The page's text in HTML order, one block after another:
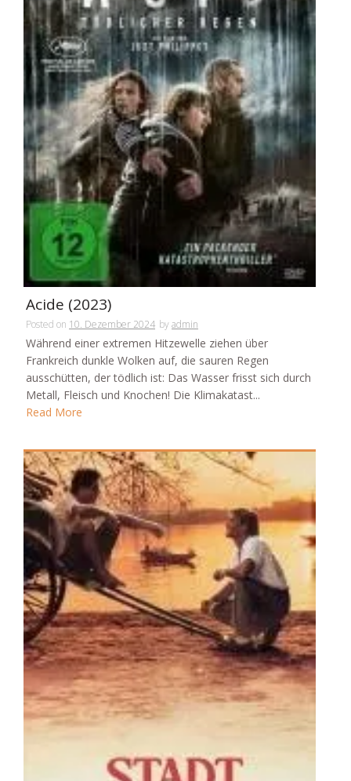
Acide (2023)
Posted on 10. Dezember 2024 byadmin
Während einer extremen Hitzewelle ziehen über
Frankreich dunkle Wolken auf, die sauren Regen
ausschütten, der tödlich ist: Das Wasser frisst sich durch
Metall, Fleisch und Knochen! Die Klimakatast...
Read More